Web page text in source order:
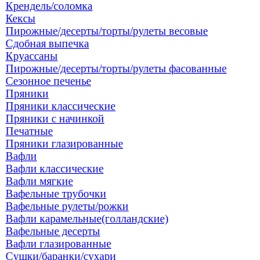
Крендель/соломка
Кексы
Пирожные/десерты/торты/рулеты весовые
Сдобная выпечка
Круассаны
Пирожные/десерты/торты/рулеты фасованные
Сезонное печенье
Пряники
Пряники классические
Пряники с начинкой
Печатные
Пряники глазированные
Вафли
Вафли классические
Вафли мягкие
Вафельные трубочки
Вафельные рулеты/рожки
Вафли карамельные(голландские)
Вафельные десерты
Вафли глазированные
Сушки/баранки/сухари